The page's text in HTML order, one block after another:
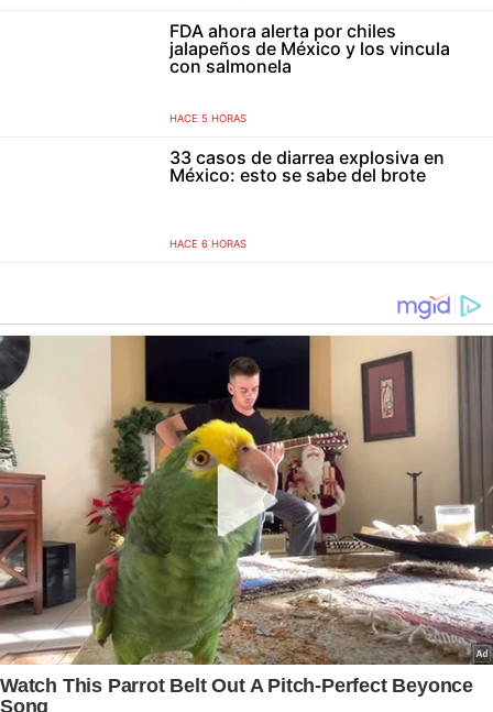
FDA ahora alerta por chiles
jalapeños de México y los vincula
con salmonela
HACE 5 HORAS
33 casos de diarrea explosiva en
México: esto se sabe del brote
HACE 6 HORAS